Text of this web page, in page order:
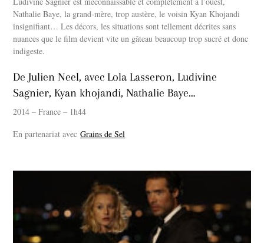
Nathalie Baye, la grand-mère, trop austère, le voisin Kyan Khojandi
insignifiant… Les décors, les situations sont tellement décrites sans
nuances que le film devient vite un gâteau beaucoup trop sucré et donc
indigeste.
De Julien Neel, avec Lola Lasseron, Ludivine
Sagnier, Kyan khojandi, Nathalie Baye…
2014 – France – 1h44
En partenariat avecGrains de Sel